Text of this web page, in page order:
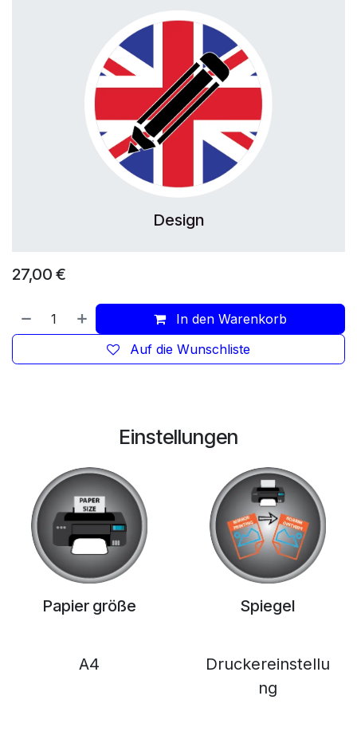
Design
27,00 €
In den Warenkorb
Auf die Wunschliste
Einstellungen
Papier größe
A4
Spiegel
Druckereinstellu
ng